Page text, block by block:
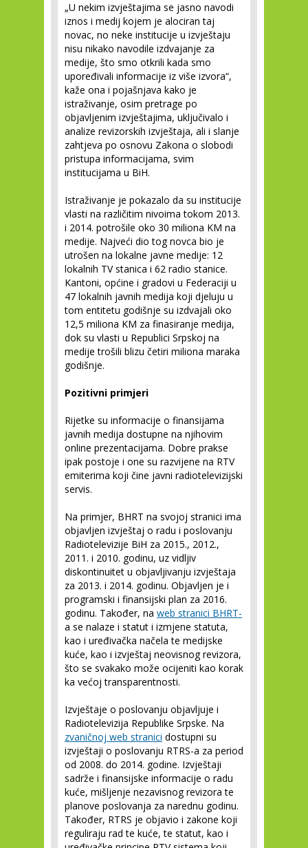
„U nekim izvještajima se jasno navodi
iznos i medij kojem je alociran taj
novac, no neke institucije u izvještaju
nisu nikako navodile izdvajanje za
medije, što smo otkrili kada smo
upoređivali informacije iz više izvora“,
kaže ona i pojašnjava kako je
istraživanje, osim pretrage po
objavljenim izvještajima, uključivalo i
analize revizorskih izvještaja, ali i slanje
zahtjeva po osnovu Zakona o slobodi
pristupa informacijama, svim
institucijama u BiH.
Istraživanje je pokazalo da su institucije
vlasti na različitim nivoima tokom 2013.
i 2014. potrošile oko 30 miliona KM na
medije. Najveći dio tog novca bio je
utrošen na lokalne javne medije: 12
lokalnih TV stanica i 62 radio stanice.
Kantoni, općine i gradovi u Federaciji u
47 lokalnih javnih medija koji djeluju u
tom entitetu godišnje su izdvajali oko
12,5 miliona KM za finasiranje medija,
dok su vlasti u Republici Srpskoj na
medije trošili blizu četiri miliona maraka
godišnje.
Pozitivni primjeri
Rijetke su informacije o finansijama
javnih medija dostupne na njihovim
online prezentacijama. Dobre prakse
ipak postoje i one su razvijene na RTV
emiterima koji čine javni radiotelevizijski
servis.
Na primjer, BHRT na svojoj stranici ima
objavljen izvještaj o radu i poslovanju
Radiotelevizije BiH za 2015., 2012.,
2011. i 2010. godinu, uz vidljiv
diskontinuitet u objavljivanju izvještaja
za 2013. i 2014. godinu. Objavljen je i
programski i finansijski plan za 2016.
godinu. Također, na web stranici BHRT-
a se nalaze i statut i izmjene statuta,
kao i uređivačka načela te medijske
kuće, kao i izvještaj neovisnog revizora,
što se svakako može ocijeniti kao korak
ka većoj transparentnosti.
Izvještaje o poslovanju objavljuje i
Radiotelevizija Republike Srpske. Na
zvaničnoj web stranici dostupni su
izvještaji o poslovanju RTRS-a za period
od 2008. do 2014. godine. Izvještaji
sadrže i finansijske informacije o radu
kuće, mišljenje nezavisnog revizora te
planove poslovanja za narednu godinu.
Također, RTRS je objavio i zakone koji
reguliraju rad te kuće, te statut, kao i